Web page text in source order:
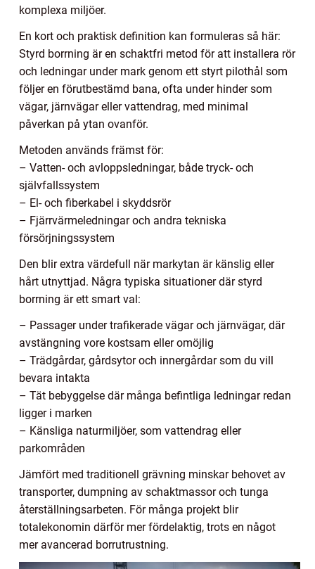
komplexa miljöer.
En kort och praktisk definition kan formuleras så här:
Styrd borrning är en schaktfri metod för att installera rör
och ledningar under mark genom ett styrt pilothål som
följer en förutbestämd bana, ofta under hinder som
vägar, järnvägar eller vattendrag, med minimal
påverkan på ytan ovanför.
Metoden används främst för:
– Vatten- och avloppsledningar, både tryck- och
självfallssystem
– El- och fiberkabel i skyddsrör
– Fjärrvärmeledningar och andra tekniska
försörjningssystem
Den blir extra värdefull när markytan är känslig eller
hårt utnyttjad. Några typiska situationer där styrd
borrning är ett smart val:
– Passager under trafikerade vägar och järnvägar, där
avstängning vore kostsam eller omöjlig
– Trädgårdar, gårdsytor och innergårdar som du vill
bevara intakta
– Tät bebyggelse där många befintliga ledningar redan
ligger i marken
– Känsliga naturmiljöer, som vattendrag eller
parkområden
Jämfört med traditionell grävning minskar behovet av
transporter, dumpning av schaktmassor och tunga
återställningsarbeten. För många projekt blir
totalekonomin därför mer fördelaktig, trots en något
mer avancerad borrutrustning.